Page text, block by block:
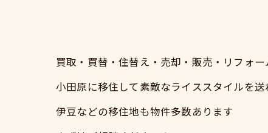
買取・買替・住替え・売却・販売・リフォー
小田原に移住して素敵なライススタイルを
伊豆などの移住地も物件多数あります